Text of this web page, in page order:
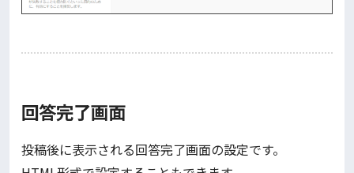
回答完了画面
投稿後に表示される回答完了画面の設定です。